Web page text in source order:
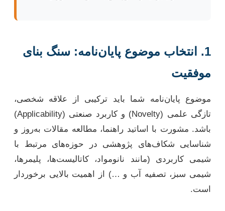
1. انتخاب موضوع پایان‌نامه: سنگ بنای
موفقیت
موضوع پایان‌نامه شما باید ترکیبی از علاقه شخصی،
تازگی علمی (Novelty) و کاربرد صنعتی (Applicability)
باشد. مشورت با اساتید راهنما، مطالعه مقالات به‌روز و
شناسایی شکاف‌های پژوهشی در حوزه‌های مرتبط با
شیمی کاربردی (مانند نانومواد، کاتالیست‌ها، پلیمرها،
شیمی سبز، تصفیه آب و …) از اهمیت بالایی برخوردار
است.